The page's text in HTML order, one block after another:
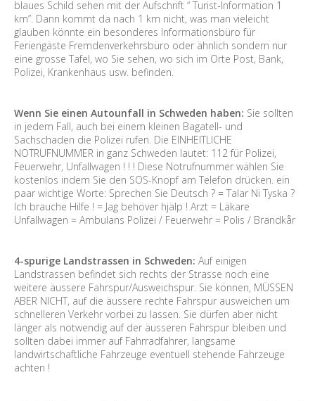
blaues Schild sehen mit der Aufschrift “ Turist-Information 1
km”. Dann kommt da nach 1 km nicht, was man vieleicht
glauben könnte ein besonderes Informationsbüro für
Feriengäste Fremdenverkehrsbüro oder ähnlich sondern nur
eine grosse Tafel, wo Sie sehen, wo sich im Orte Post, Bank,
Polizei, Krankenhaus usw. befinden.
Wenn Sie einen Autounfall in Schweden haben: Sie sollten
in jedem Fall, auch bei einem kleinen Bagatell- und
Sachschaden die Polizei rufen. Die EINHEITLICHE
NOTRUFNUMMER in ganz Schweden lautet: 112 für Polizei,
Feuerwehr, Unfallwagen ! ! ! Diese Notrufnummer wählen Sie
kostenlos indem Sie den SOS-Knopf am Telefon drücken. ein
paar wichtige Worte: Sprechen Sie Deutsch ? = Talar Ni Tyska ?
Ich brauche Hilfe ! = Jag behöver hjälp ! Arzt = Läkare
Unfallwagen = Ambulans Polizei / Feuerwehr = Polis / Brandkår
4-spurige Landstrassen in Schweden: Auf einigen
Landstrassen befindet sich rechts der Strasse noch eine
weitere äussere Fahrspur/Ausweichspur. Sie können, MÜSSEN
ABER NICHT, auf die äussere rechte Fahrspur ausweichen um
schnelleren Verkehr vorbei zu lassen. Sie dürfen aber nicht
länger als notwendig auf der äusseren Fahrspur bleiben und
sollten dabei immer auf Fahrradfahrer, langsame
landwirtschaftliche Fahrzeuge eventuell stehende Fahrzeuge
achten !